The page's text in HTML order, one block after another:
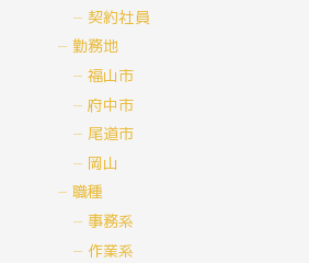
契約社員
勤務地
福山市
府中市
尾道市
岡山
職種
事務系
作業系